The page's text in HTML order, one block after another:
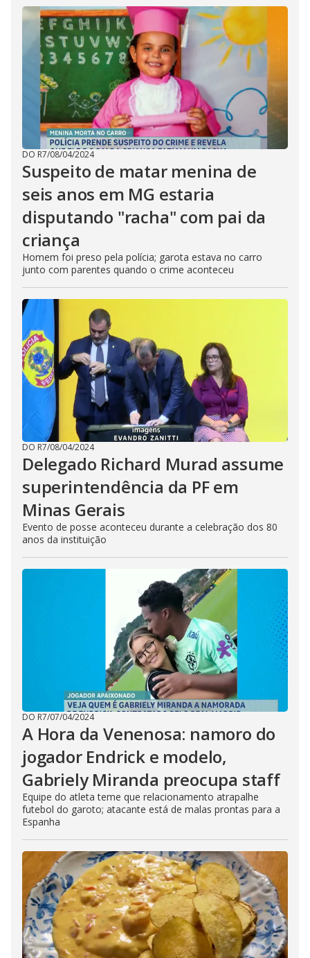
DO R7/08/04/2024
Suspeito de matar menina de
seis anos em MG estaria
disputando "racha" com pai da
criança
Homem foi preso pela polícia; garota estava no carro
junto com parentes quando o crime aconteceu
DO R7/08/04/2024
Delegado Richard Murad assume
superintendência da PF em
Minas Gerais
Evento de posse aconteceu durante a celebração dos 80
anos da instituição
DO R7/07/04/2024
A Hora da Venenosa: namoro do
jogador Endrick e modelo,
Gabriely Miranda preocupa staff
Equipe do atleta teme que relacionamento atrapalhe
futebol do garoto; atacante está de malas prontas para a
Espanha